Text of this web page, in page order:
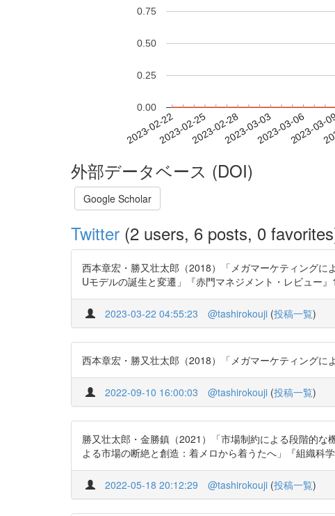
2023-02-222023-02-252023-02-282023-03-032023-03-062023-03-
0.00
0.25
0.50
0.75
外部データベース (DOI)
Google Scholar
Twitter (2 users, 6 posts, 0
西本章宏・勝又壮太郎（2018）「メガマーケティング
Uモデルの誕生と変遷」『赤門マネジメント・レビュー
2023-03-22 04:55:23 @tashirokouji (投稿一覧)
西本章宏・勝又壮太郎（2018）「メガマーケティング
2022-09-10 16:00:03 @tashirokouji (投稿一覧)
勝又壮太郎・金勝鎮（2021）「市場制約による段階的
よる市場の断絶と創造：着メロから着うたへ」『組織
2022-05-18 20:12:29 @tashirokouji (投稿一覧)